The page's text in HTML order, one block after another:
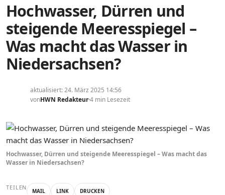
Hochwasser, Dürren und
steigende Meeresspiegel –
Was macht das Wasser in
Niedersachsen?
aktualisiert: 24. März 2025 14:56
vonHWN Redakteur4 min Lesezeit
Hochwasser, Dürren und steigende Meeresspiegel – Was macht das
Wasser in Niedersachsen?
TEILEN MAIL LINK DRUCKEN